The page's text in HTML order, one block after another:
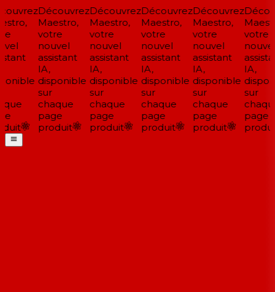
Découvrez
Maestro,
votre
nouvel
assistant
IA,
disponible
sur
chaque
page
produit
Découvrez
Maestro,
votre
nouvel
assistant
IA,
disponible
sur
chaque
page
produit
Découvrez
Maestro,
votre
nouvel
assistant
IA,
disponible
sur
chaque
page
produit
Découvrez
Maestro,
votre
nouvel
assistant
IA,
disponible
sur
chaque
page
produit
votre
nouvel
IA,
sur
chaque
page
produit